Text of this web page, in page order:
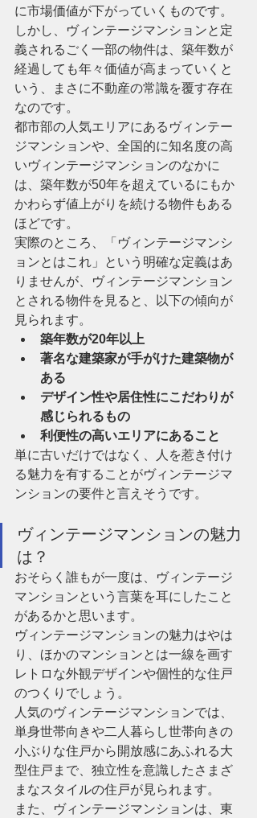
に市場価値が下がっていくものです。
しかし、ヴィンテージマンションと定
義されるごく一部の物件は、築年数が
経過しても年々価値が高まっていくと
いう、まさに不動産の常識を覆す存在
なのです。
都市部の人気エリアにあるヴィンテー
ジマンションや、全国的に知名度の高
いヴィンテージマンションのなかに
は、築年数が50年を超えているにもか
かわらず値上がりを続ける物件もある
ほどです。
実際のところ、「ヴィンテージマンシ
ョンとはこれ」という明確な定義はあ
りませんが、ヴィンテージマンション
とされる物件を見ると、以下の傾向が
見られます。
築年数が20年以上
著名な建築家が手がけた建築物が
ある
デザイン性や居住性にこだわりが
感じられるもの
利便性の高いエリアにあること
単に古いだけではなく、人を惹き付け
る魅力を有することがヴィンテージマ
ンションの要件と言えそうです。
ヴィンテージマンションの魅力
は？
おそらく誰もが一度は、ヴィンテージ
マンションという言葉を耳にしたこと
があるかと思います。
ヴィンテージマンションの魅力はやは
り、ほかのマンションとは一線を画す
レトロな外観デザインや個性的な住戸
のつくりでしょう。
人気のヴィンテージマンションでは、
単身世帯向きや二人暮らし世帯向きの
小ぶりな住戸から開放感にあふれる大
型住戸まで、独立性を意識したさまざ
まなスタイルの住戸が見られます。
また、ヴィンテージマンションは、東